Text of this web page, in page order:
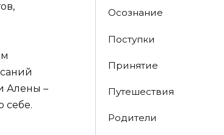
Алены –
себе.
Осознание
Поступки
Принятие
Путешествия
Родители